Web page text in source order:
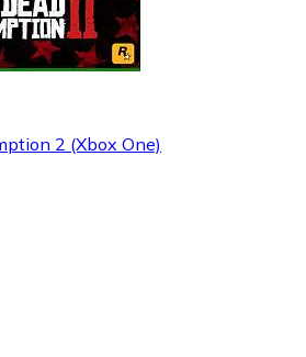
2 (Xbox One)